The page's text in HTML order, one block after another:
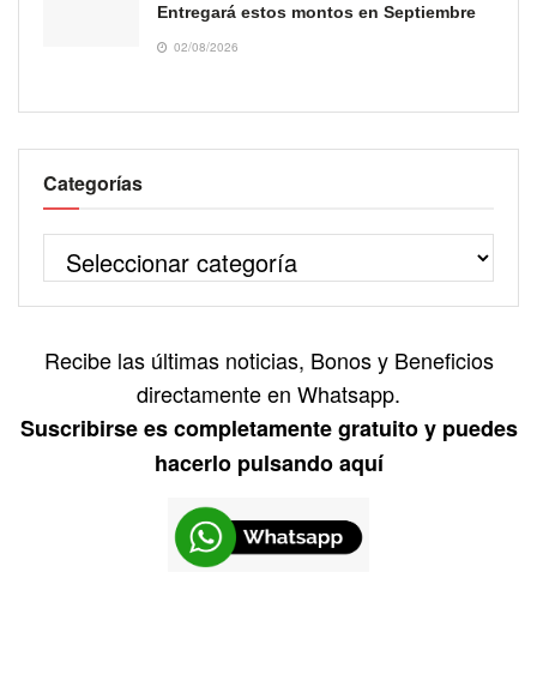
Entregará estos montos en Septiembre
02/08/2026
Categorías
Recibe las últimas noticias, Bonos y Beneficios
directamente en Whatsapp.
Suscribirse es completamente gratuito y puedes
hacerlo pulsando aquí